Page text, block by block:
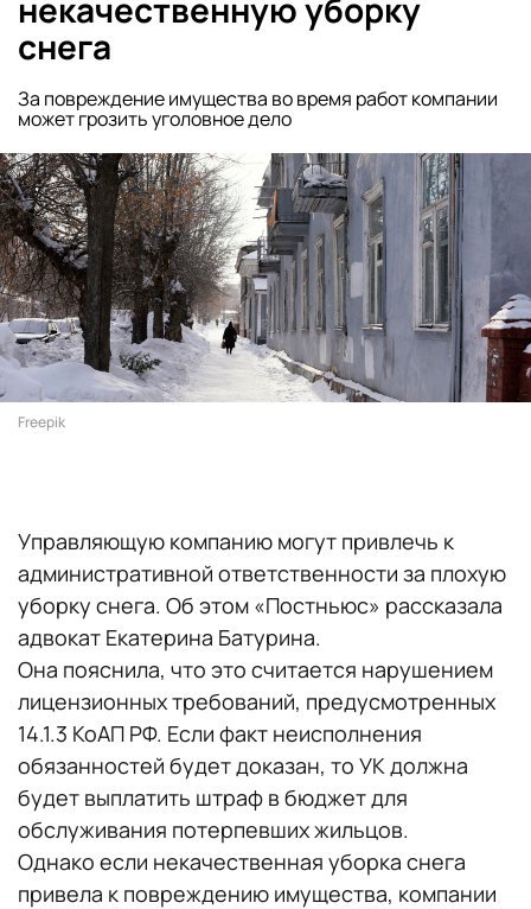
некачественную уборку
снега
За повреждение имущества во время работ компании
может грозить уголовное дело
Freepik
Управляющую компанию могут привлечь к
административной ответственности за плохую
уборку снега. Об этом «Постньюс» рассказала
адвокат Екатерина Батурина.
Она пояснила, что это считается нарушением
лицензионных требований, предусмотренных
14.1.3 КоАП РФ. Если факт неисполнения
обязанностей будет доказан, то УК должна
будет выплатить штраф в бюджет для
обслуживания потерпевших жильцов.
Однако если некачественная уборка снега
привела к повреждению имущества, компании